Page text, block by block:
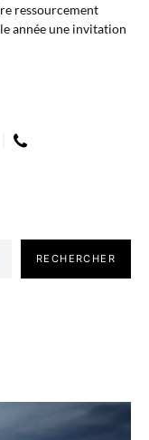
ressourcement
année une invitation
RECHERCHER